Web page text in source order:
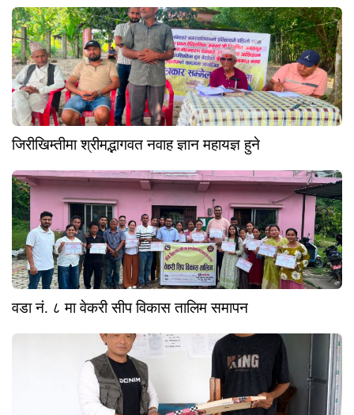
जिरीखिम्तीमा श्रीमद्भागवत नवाह ज्ञान महायज्ञ हुने
वडा नं. ८ मा वेकरी सीप विकास तालिम समापन